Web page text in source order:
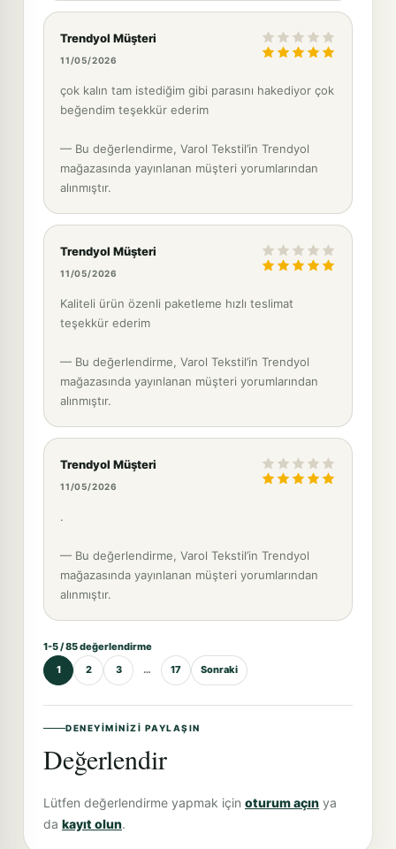
Trendyol Müşteri
11/05/2026
çok kalın tam istediğim gibi parasını hakediyor çok
beğendim teşekkür ederim
— Bu değerlendirme, Varol Tekstil’in Trendyol
mağazasında yayınlanan müşteri yorumlarından
alınmıştır.
Trendyol Müşteri
11/05/2026
Kaliteli ürün özenli paketleme hızlı teslimat
teşekkür ederim
— Bu değerlendirme, Varol Tekstil’in Trendyol
mağazasında yayınlanan müşteri yorumlarından
alınmıştır.
Trendyol Müşteri
11/05/2026
.
— Bu değerlendirme, Varol Tekstil’in Trendyol
mağazasında yayınlanan müşteri yorumlarından
alınmıştır.
1-5 / 85 değerlendirme
1
2 3 … 17 Sonraki
DENEYIMINIZI PAYLAŞIN
Değerlendir
Lütfen değerlendirme yapmak için oturum açın ya
da kayıt olun.